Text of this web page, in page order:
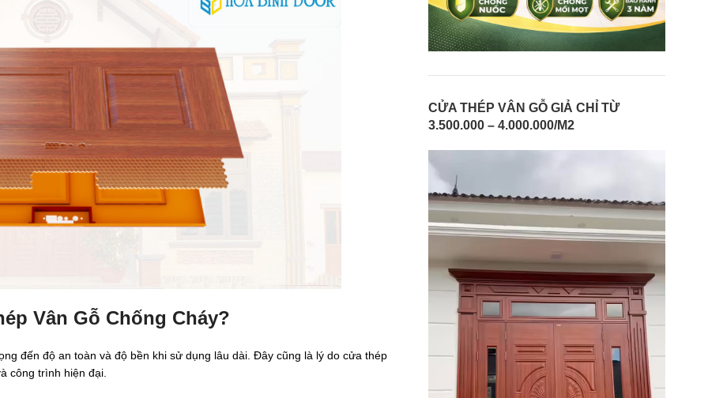
Vân Gỗ Chống Cháy?
đến độ an toàn và độ bền khi sử dụng lâu dài. Đây cũng là lý do cửa thép
công trình hiện đại.
CỬA THÉP VÂN GỖ GIẢ CHỈ TỪ
3.500.000 – 4.000.000/M2